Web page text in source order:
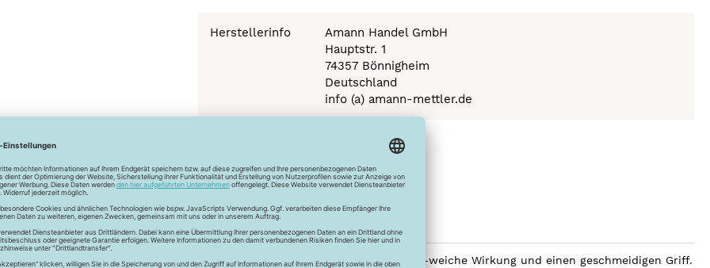
Herstellerinfo
Amann Handel GmbH
Hauptstr. 1
74357 Bönnigheim
Deutschland
info (a) amann-mettler.de
für feinste Baumwollkreationen. Das Garn besticht durch eine luxuriös-weiche Wirkung und einen geschmeidigen Griff.